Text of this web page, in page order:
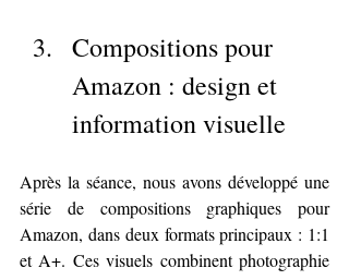
Compositions pour
Amazon : design et
information visuelle
Après la séance, nous avons développé une
série de compositions graphiques pour
Amazon, dans deux formats principaux : 1:1
et A+. Ces visuels combinent photographie